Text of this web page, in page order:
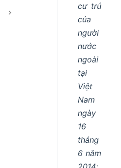
cư trú
của
người
nước
ngoài
tại
Việt
Nam
ngày
16
tháng
6 năm